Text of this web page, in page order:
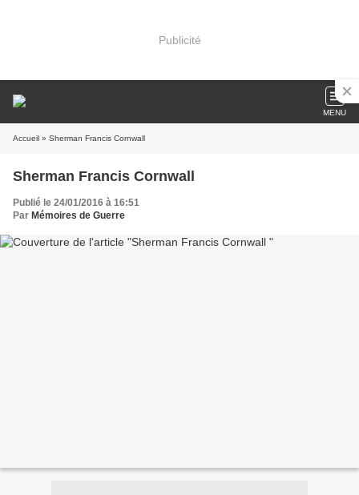
Publicité
MENU
Accueil » Sherman Francis Cornwall
Sherman Francis Cornwall
Publié le 24/01/2016 à 16:51
Par Mémoires de Guerre